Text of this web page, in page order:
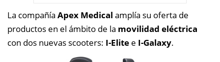
La compañía Apex Medical amplía su oferta de
productos en el ámbito de la movilidad eléctrica
con dos nuevas scooters: I-Elite e I-Galaxy.